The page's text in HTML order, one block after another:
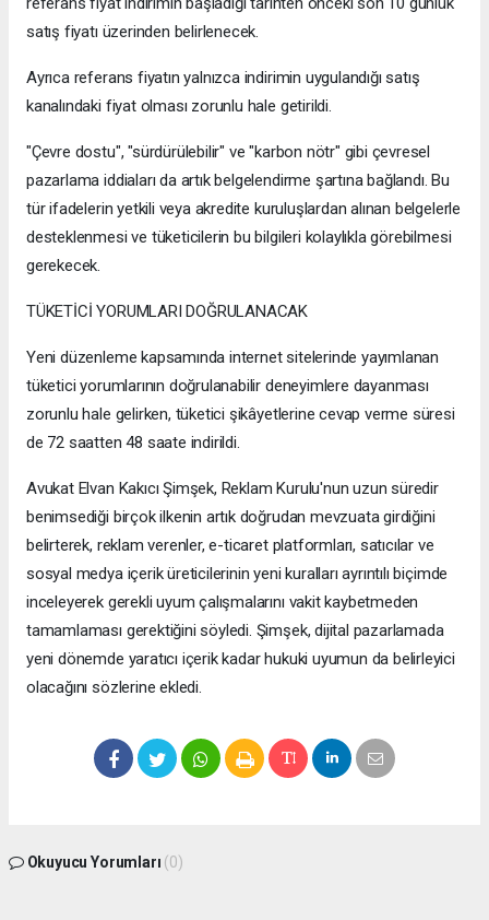
satış fiyatı üzerinden belirlenecek.
Ayrıca referans fiyatın yalnızca indirimin uygulandığı satış
kanalındaki fiyat olması zorunlu hale getirildi.
"Çevre dostu", "sürdürülebilir" ve "karbon nötr" gibi çevresel
pazarlama iddiaları da artık belgelendirme şartına bağlandı. Bu
tür ifadelerin yetkili veya akredite kuruluşlardan alınan belgelerle
desteklenmesi ve tüketicilerin bu bilgileri kolaylıkla görebilmesi
gerekecek.
TÜKETİCİ YORUMLARI DOĞRULANACAK
Yeni düzenleme kapsamında internet sitelerinde yayımlanan
tüketici yorumlarının doğrulanabilir deneyimlere dayanması
zorunlu hale gelirken, tüketici şikâyetlerine cevap verme süresi
de 72 saatten 48 saate indirildi.
Avukat Elvan Kakıcı Şimşek, Reklam Kurulu'nun uzun süredir
benimsediği birçok ilkenin artık doğrudan mevzuata girdiğini
belirterek, reklam verenler, e-ticaret platformları, satıcılar ve
sosyal medya içerik üreticilerinin yeni kuralları ayrıntılı biçimde
inceleyerek gerekli uyum çalışmalarını vakit kaybetmeden
tamamlaması gerektiğini söyledi. Şimşek, dijital pazarlamada
yeni dönemde yaratıcı içerik kadar hukuki uyumun da belirleyici
olacağını sözlerine ekledi.
Okuyucu Yorumları (0)